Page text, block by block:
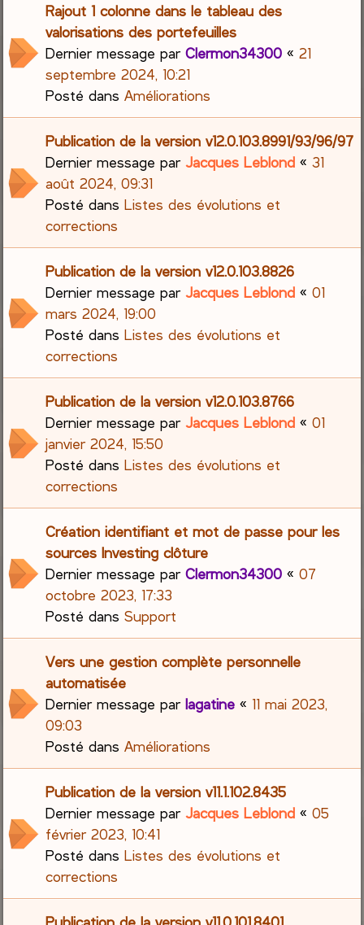
Rajout 1 colonne dans le tableau des
valorisations des portefeuilles
Dernier message parClermon34300 «21
septembre 2024, 10:21
Posté dansAméliorations
Publication de la version v12.0.103.8991/93/96/97
Dernier message parJacques Leblond «31
août 2024, 09:31
Posté dansListes des évolutions et
corrections
Publication de la version v12.0.103.8826
Dernier message parJacques Leblond «01
mars 2024, 19:00
Posté dansListes des évolutions et
corrections
Publication de la version v12.0.103.8766
Dernier message parJacques Leblond «01
janvier 2024, 15:50
Posté dansListes des évolutions et
corrections
Création identifiant et mot de passe pour les
sources Investing clôture
Dernier message parClermon34300 «07
octobre 2023, 17:33
Posté dansSupport
Vers une gestion complète personnelle
automatisée
Dernier message parlagatine « 11 mai 2023,
09:03
Posté dansAméliorations
Publication de la version v11.1.102.8435
Dernier message parJacques Leblond «05
février 2023, 10:41
Posté dansListes des évolutions et
corrections